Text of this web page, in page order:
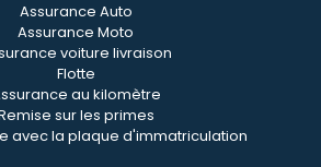
Assurance Auto
Assurance Moto
voiture livraison
Flotte
au kilomètre
sur les primes
avec la plaque d'immatriculation